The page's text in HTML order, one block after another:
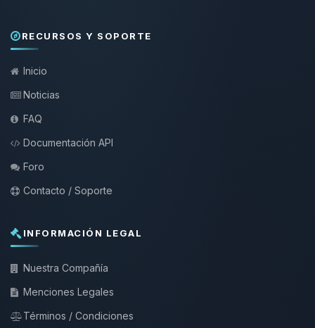
RECURSOS Y SOPORTE
Inicio
Noticias
FAQ
Documentación API
Foro
Contacto / Soporte
INFORMACIÓN LEGAL
Nuestra Compañía
Menciones Legales
Términos / Condiciones